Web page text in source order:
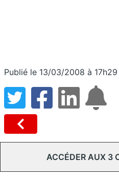
Publié le 13/03/2008 à 17h29
ACCÉDER AUX 3